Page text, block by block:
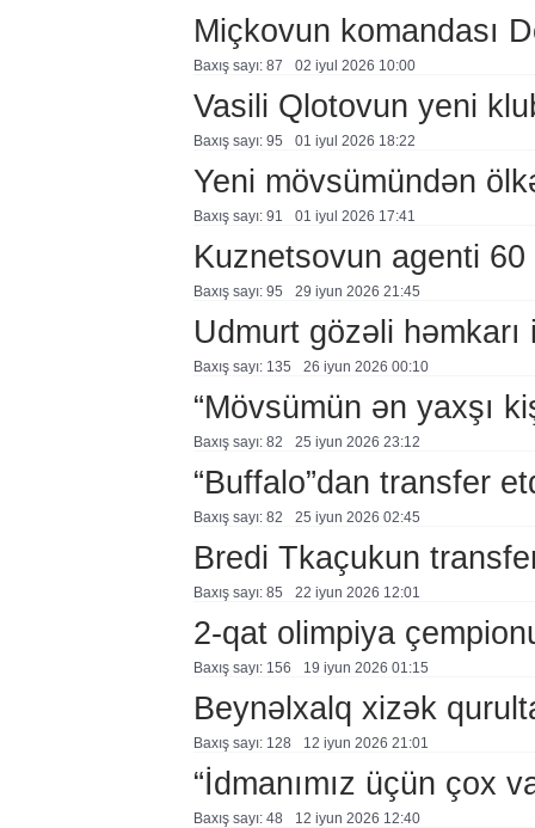
Miçkovun komandası
Baxış sayı: 87 02 i̇yul 2026 10:00
Vasili Qlotovun yeni
Baxış sayı: 95 01 i̇yul 2026 18:22
Yeni mövsümündən
Baxış sayı: 91 01 i̇yul 2026 17:41
Kuznetsovun agenti
Baxış sayı: 95 29 i̇yun 2026 21:45
Udmurt gözəli
Baxış sayı: 135 26 i̇yun 2026 00:10
“Mövsümün ən yaxşı
Baxış sayı: 82 25 i̇yun 2026 23:12
“Buffalo”dan transfer
Baxış sayı: 82 25 i̇yun 2026 02:45
Bredi Tkaçukun
Baxış sayı: 85 22 i̇yun 2026 12:01
2-qat olimpiya
Baxış sayı: 156 19 i̇yun 2026 01:15
Beynəlxalq xizək
Baxış sayı: 128 12 i̇yun 2026 21:01
“İdmanımız üçün çox
Baxış sayı: 48 12 i̇yun 2026 12:40